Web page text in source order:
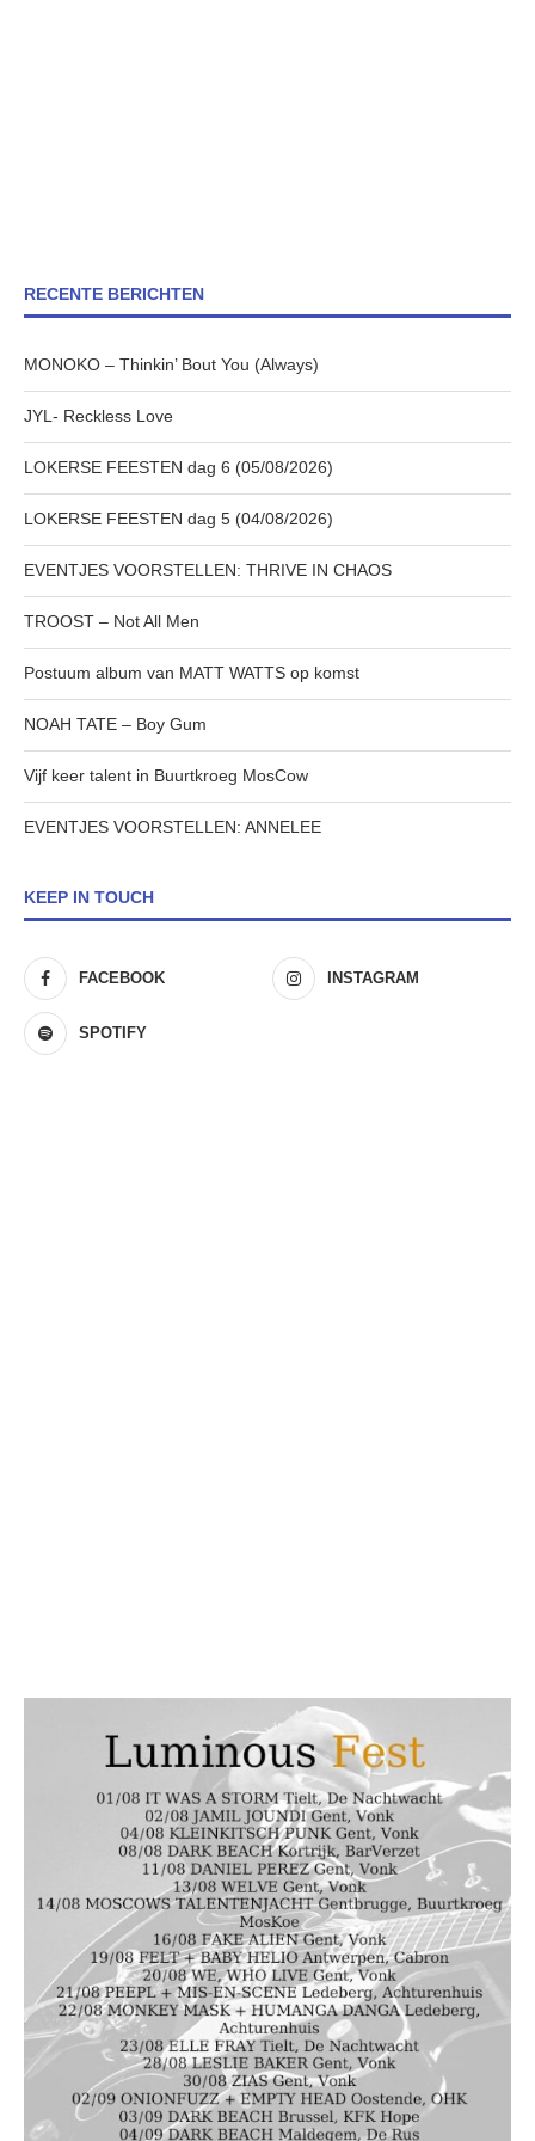
RECENTE BERICHTEN
MONOKO – Thinkin’ Bout You (Always)
JYL- Reckless Love
LOKERSE FEESTEN dag 6 (05/08/2026)
LOKERSE FEESTEN dag 5 (04/08/2026)
EVENTJES VOORSTELLEN: THRIVE IN CHAOS
TROOST – Not All Men
Postuum album van MATT WATTS op komst
NOAH TATE – Boy Gum
Vijf keer talent in Buurtkroeg MosCow
EVENTJES VOORSTELLEN: ANNELEE
KEEP IN TOUCH
FACEBOOK INSTAGRAM
SPOTIFY